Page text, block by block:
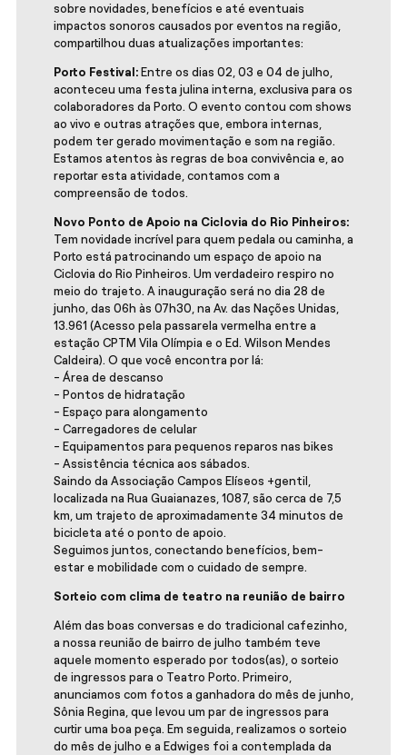
sobre novidades, benefícios e até eventuais
impactos sonoros causados por eventos na região,
compartilhou duas atualizações importantes:
Porto Festival:Entre os dias 02, 03 e 04 de julho,
aconteceu uma festa julina interna, exclusiva para os
colaboradores da Porto. O evento contou com shows
ao vivo e outras atrações que, embora internas,
podem ter gerado movimentação e som na região.
Estamos atentos às regras de boa convivência e, ao
reportar esta atividade, contamos com a
compreensão de todos.
Novo Ponto de Apoio na Ciclovia do Rio Pinheiros:
Tem novidade incrível para quem pedala ou caminha, a
Porto está patrocinando um espaço de apoio na
Ciclovia do Rio Pinheiros. Um verdadeiro respiro no
meio do trajeto. A inauguração será no dia 28 de
junho, das 06h às 07h30, na Av. das Nações Unidas,
13.961 (Acesso pela passarela vermelha entre a
estação CPTM Vila Olímpia e o Ed. Wilson Mendes
Caldeira). O que você encontra por lá:
- Área de descanso
- Pontos de hidratação
- Espaço para alongamento
- Carregadores de celular
- Equipamentos para pequenos reparos nas bikes
- Assistência técnica aos sábados.
Saindo da Associação Campos Elíseos +gentil,
localizada na Rua Guaianazes, 1087, são cerca de 7,5
km, um trajeto de aproximadamente 34 minutos de
bicicleta até o ponto de apoio.
Seguimos juntos, conectando benefícios, bem-
estar e mobilidade com o cuidado de sempre.
Sorteio com clima de teatro na reunião de bairro
Além das boas conversas e do tradicional cafezinho,
a nossa reunião de bairro de julho também teve
aquele momento esperado por todos(as), o sorteio
de ingressos para o Teatro Porto. Primeiro,
anunciamos com fotos a ganhadora do mês de junho,
Sônia Regina, que levou um par de ingressos para
curtir uma boa peça. Em seguida, realizamos o sorteio
do mês de julho e a Edwiges foi a contemplada da